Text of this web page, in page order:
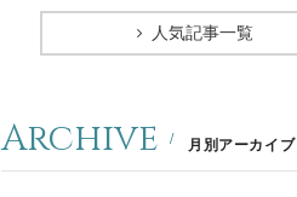
人気記事一覧
Archive 月別アーカイブ